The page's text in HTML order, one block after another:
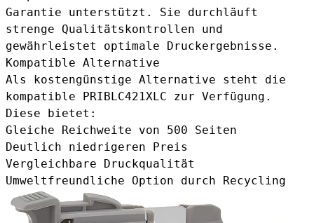
Garantie unterstützt. Sie durchläuft
strenge Qualitätskontrollen und
gewährleistet optimale Druckergebnisse.
Kompatible Alternative
Als kostengünstige Alternative steht die
kompatible PRIBLC421XLC zur Verfügung.
Diese bietet:
Gleiche Reichweite von 500 Seiten
Deutlich niedrigeren Preis
Vergleichbare Druckqualität
Umweltfreundliche Option durch Recycling